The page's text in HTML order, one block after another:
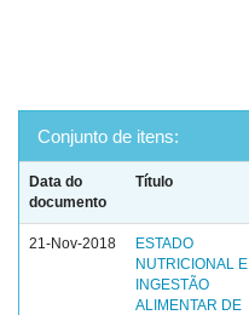
Conjunto de itens:
Data do
documento
Título
21-Nov-2018
ESTADO
NUTRICIONAL E
INGESTÃO
ALIMENTAR DE